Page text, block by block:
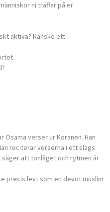
ni träffar på er
aktiva? Kanske ett
Osama verser ur Koranen. Han
reciterar verserna i ett slags
säger att tonläget och rytmen är
precis levt som en devot muslim